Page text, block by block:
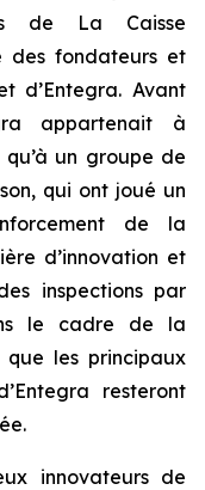
de La Caisse
des fondateurs et
d’Entegra. Avant
appartenait à
un groupe de
qui ont joué un
de la
d’innovation et
inspections par
le cadre de la
les principaux
resteront
innovateurs de